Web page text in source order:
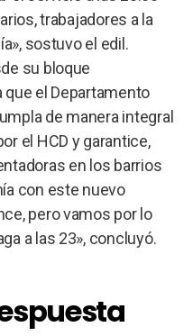
trabajadores a la
sostuvo el edil.
su bloque
el Departamento
de manera integral
el HCD y garantice,
en los barrios
con este nuevo
pero vamos por lo
a las 23», concluyó.